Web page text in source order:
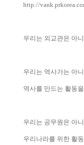
http://
우리는 외교관은 아
우리는 역사가는 아
역사를 만드는 활동
우리는 공무원은 아
우리나라를 위한 활